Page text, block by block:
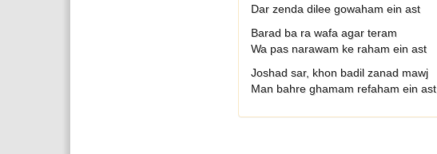
Dar zenda dilee gowaham ein ast
Barad ba ra wafa agar teram
Wa pas narawam ke raham ein ast
Joshad sar, khon badil zanad mawj
Man bahre ghamam refaham ein ast